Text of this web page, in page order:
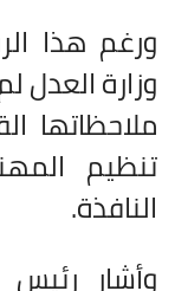
ورغم هذا
وزارة العدل
ملاحظاتها
تنظيم
النافذة.
وأشار رئيس